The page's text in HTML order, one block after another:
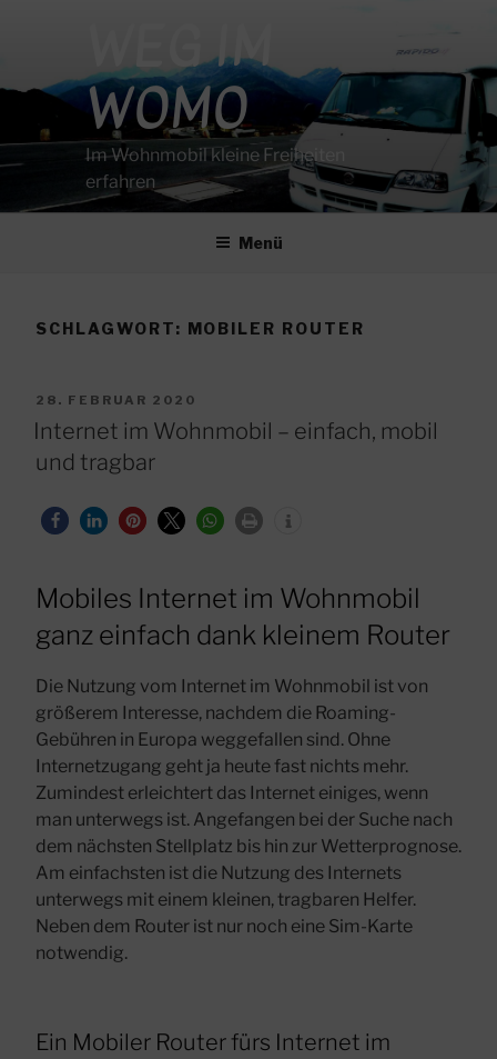
WEG IM
WOMO
Im Wohnmobil kleine Freiheiten
erfahren
Menü
SCHLAGWORT: MOBILER ROUTER
VERÖFFENTLICHT
AM
28. FEBRUAR 2020
Internet im Wohnmobil – einfach, mobil
und tragbar
Mobiles Internet im Wohnmobil
ganz einfach dank kleinem Router
Die Nutzung vom Internet im Wohnmobil ist von
größerem Interesse, nachdem die Roaming-
Gebühren in Europa weggefallen sind. Ohne
Internetzugang geht ja heute fast nichts mehr.
Zumindest erleichtert das Internet einiges, wenn
man unterwegs ist. Angefangen bei der Suche nach
dem nächsten Stellplatz bis hin zur Wetterprognose.
Am einfachsten ist die Nutzung des Internets
unterwegs mit einem kleinen, tragbaren Helfer.
Neben dem Router ist nur noch eine Sim-Karte
notwendig.
Ein Mobiler Router fürs Internet im